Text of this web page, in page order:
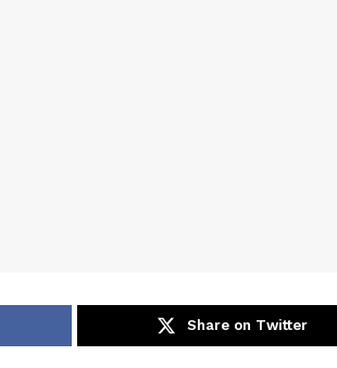
Share on Twitter